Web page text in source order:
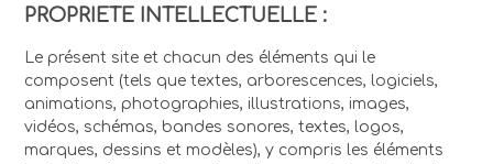
PROPRIETE INTELLECTUELLE :
Le présent site et chacun des éléments qui le
composent (tels que textes, arborescences, logiciels,
animations, photographies, illustrations, images,
vidéos, schémas, bandes sonores, textes, logos,
marques, dessins et modèles), y compris les éléments